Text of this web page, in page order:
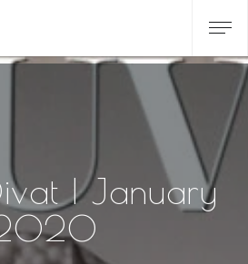
| January